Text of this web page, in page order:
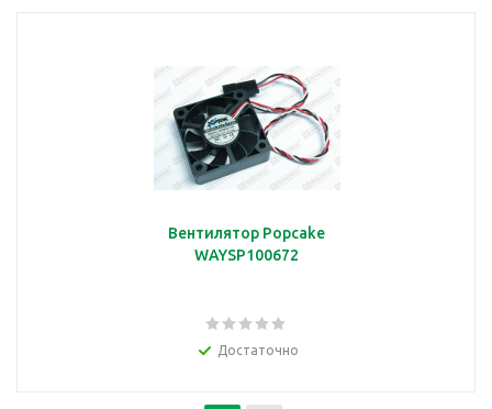
Вентилятор Popcake
WAYSP100672
Достаточно